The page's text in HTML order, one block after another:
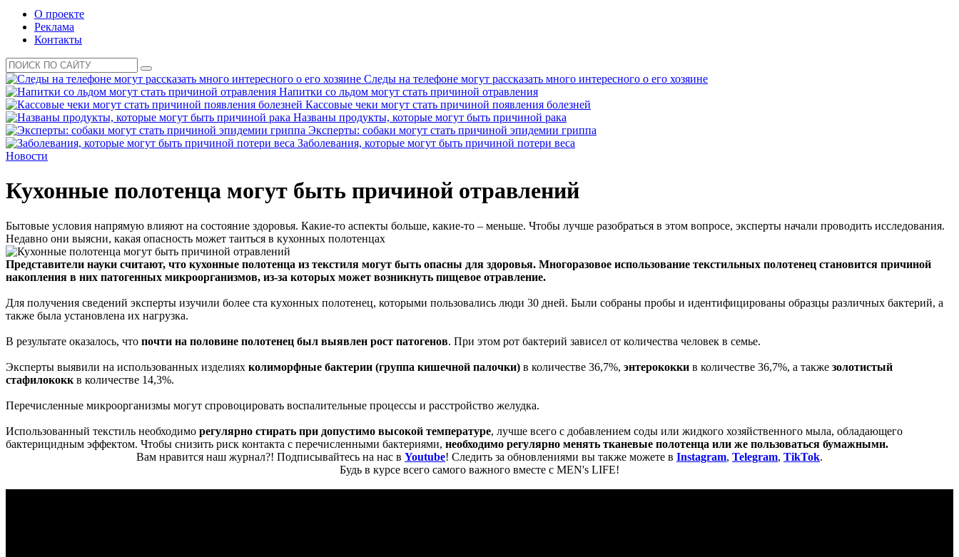
О проекте
Реклама
Контакты
Следы на телефоне могут рассказать много интересного о его хозяине
Напитки со льдом могут стать причиной отравления
Кассовые чеки могут стать причиной появления болезней
Названы продукты, которые могут быть причиной рака
Эксперты: собаки могут стать причиной эпидемии гриппа
Заболевания, которые могут быть причиной потери веса
Новости
Кухонные полотенца могут быть причиной отравлений
Бытовые условия напрямую влияют на состояние здоровья. Какие-то аспекты больше, какие-то – меньше. Чтобы лучше разобраться в этом вопросе, эксперты начали проводить исследования.
Недавно они выясни, какая опасность может таиться в кухонных полотенцах
Представители науки считают, что кухонные полотенца из текстиля могут быть опасны для здоровья. Многоразовое использование текстильных полотенец становится причиной
накопления в них патогенных микроорганизмов, из-за которых может возникнуть пищевое отравление.
Для получения сведений эксперты изучили более ста кухонных полотенец, которыми пользовались люди 30 дней. Были собраны пробы и идентифицированы образцы различных бактерий, а
также была установлена их нагрузка.
В результате оказалось, что почти на половине полотенец был выявлен рост патогенов. При этом рот бактерий зависел от количества человек в семье.
Эксперты выявили на использованных изделиях колиморфные бактерии (группа кишечной палочки) в количестве 36,7%, энтерококки в количестве 36,7%, а также золотистый
стафилококк в количестве 14,3%.
Перечисленные микроорганизмы могут спровоцировать воспалительные процессы и расстройство желудка.
Использованный текстиль необходимо регулярно стирать при допустимо высокой температуре, лучше всего с добавлением соды или жидкого хозяйственного мыла, обладающего
бактерицидным эффектом. Чтобы снизить риск контакта с перечисленными бактериями, необходимо регулярно менять тканевые полотенца или же пользоваться бумажными.
Вам нравится наш журнал?! Подписывайтесь на нас в Youtube! Следить за обновлениями вы также можете в Instagram, Telegram, TikTok.
Будь в курсе всего самого важного вместе с MEN's LIFE!